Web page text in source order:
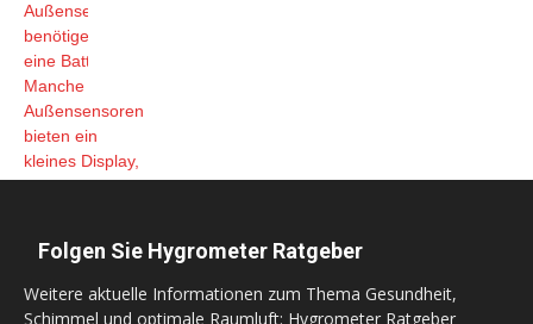
Folgen Sie Hygrometer Ratgeber
Weitere aktuelle Informationen zum Thema Gesundheit,
Schimmel und optimale Raumluft: Hygrometer Ratgeber